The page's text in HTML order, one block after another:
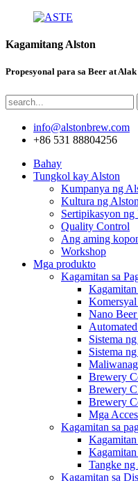
Kagamitang Alston
Propesyonal para sa Beer at
info@alstonbrew.com
+86 531 88804256
Bahay
Tungkol kay Alston
Kumpanya ng
Kultura ng Alston
Sertipikasyon ng
Quality Control
Ang aming
Workshop
Mga produkto
Kagamitan sa
Nano
Sistema
Sistema
Brewery
Brewery
Brewery
Mga
Kagamitan sa
Kagamitan
Tangke
Kagamitan sa